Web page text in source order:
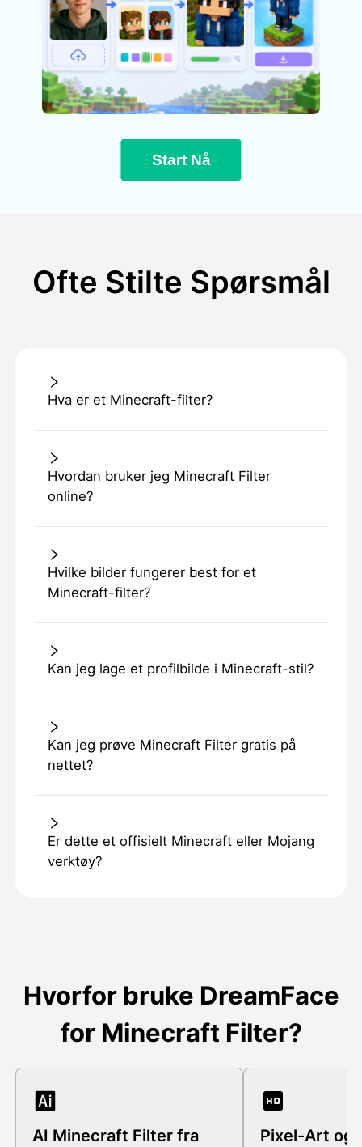
Start Nå
Ofte Stilte Spørsmål
Hva er et Minecraft-filter?
Hvordan bruker jeg Minecraft Filter
online?
Hvilke bilder fungerer best for et
Minecraft-filter?
Kan jeg lage et profilbilde i Minecraft-stil?
Kan jeg prøve Minecraft Filter gratis på
nettet?
Er dette et offisielt Minecraft eller Mojang
verktøy?
Hvorfor bruke DreamFace
for Minecraft Filter?
AI Minecraft Filter fra
Pixel-Art og